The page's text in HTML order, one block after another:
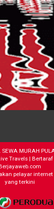
SEWA MURAH
Travels |
pelayar
yang terkini